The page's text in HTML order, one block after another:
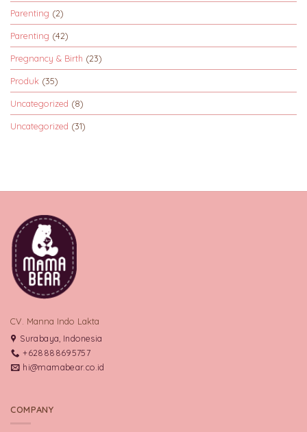
Parenting (2)
Parenting (42)
Pregnancy & Birth (23)
Produk (35)
Uncategorized (8)
Uncategorized (31)
CV. Manna Indo Lakta
Surabaya, Indonesia
+628888695757
hi@mamabear.co.id
COMPANY